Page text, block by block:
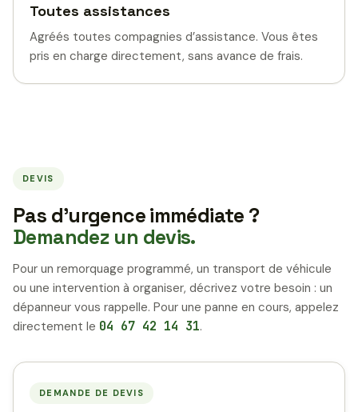
Toutes assistances
Agréés toutes compagnies d’assistance. Vous êtes
pris en charge directement, sans avance de frais.
DEVIS
Pas d’urgence immédiate ?
Demandez un devis.
Pour un remorquage programmé, un transport de véhicule
ou une intervention à organiser, décrivez votre besoin : un
dépanneur vous rappelle. Pour une panne en cours, appelez
directement le 04 67 42 14 31.
DEMANDE DE DEVIS